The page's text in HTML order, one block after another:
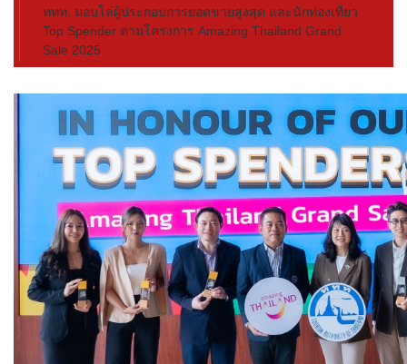
ททท. มอบโล่ผู้ประกอบการยอดขายสูงสุด และนักท่องเที่ยว
Top Spender ตามโครงการ Amazing Thailand Grand
Sale 2025